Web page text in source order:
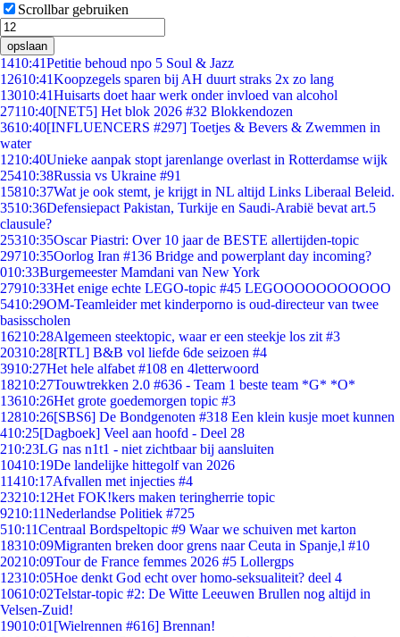
Scrollbar gebruiken
opslaan
1410:41Petitie behoud npo 5 Soul & Jazz
12610:41Koopzegels sparen bij AH duurt straks 2x zo lang
13010:41Huisarts doet haar werk onder invloed van alcohol
27110:40[NET5] Het blok 2026 #32 Blokkendozen
3610:40[INFLUENCERS #297] Toetjes & Bevers & Zwemmen in
water
1210:40Unieke aanpak stopt jarenlange overlast in Rotterdamse wijk
25410:38Russia vs Ukraine #91
15810:37Wat je ook stemt, je krijgt in NL altijd Links Liberaal Beleid.
3510:36Defensiepact Pakistan, Turkije en Saudi-Arabië bevat art.5
clausule?
25310:35Oscar Piastri: Over 10 jaar de BESTE allertijden-topic
29710:35Oorlog Iran #136 Bridge and powerplant day incoming?
010:33Burgemeester Mamdani van New York
27910:33Het enige echte LEGO-topic #45 LEGOOOOOOOOOOO
5410:29OM-Teamleider met kinderporno is oud-directeur van twee
basisscholen
16210:28Algemeen steektopic, waar er een steekje los zit #3
20310:28[RTL] B&B vol liefde 6de seizoen #4
3910:27Het hele alfabet #108 en 4letterwoord
18210:27Touwtrekken 2.0 #636 - Team 1 beste team *G* *O*
13610:26Het grote goedemorgen topic #3
12810:26[SBS6] De Bondgenoten #318 Een klein kusje moet kunnen
410:25[Dagboek] Veel aan hoofd - Deel 28
210:23LG nas n1t1 - niet zichtbaar bij aansluiten
10410:19De landelijke hittegolf van 2026
11410:17Afvallen met injecties #4
23210:12Het FOK!kers maken teringherrie topic
9210:11Nederlandse Politiek #725
510:11Centraal Bordspeltopic #9 Waar we schuiven met karton
18310:09Migranten breken door grens naar Ceuta in Spanje,l #10
20210:09Tour de France femmes 2026 #5 Lollergps
12310:05Hoe denkt God echt over homo-seksualiteit? deel 4
10610:02Telstar-topic #2: De Witte Leeuwen Brullen nog altijd in
Velsen-Zuid!
19010:01 [Wielrennen #616] Brennan!